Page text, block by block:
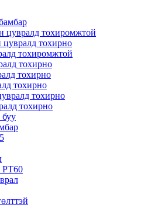
цувралд тохиромжтой
тохирно
тохиромжтой
тохирно
тохирно
тохирно
тохирно
тохирно
PT60